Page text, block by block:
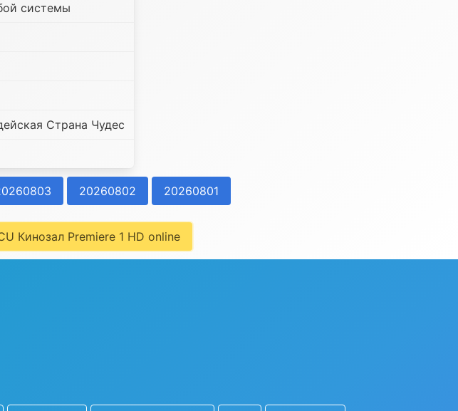
системы
Страна Чудес
20260802 20260801
Кинозал Premiere 1 HD online